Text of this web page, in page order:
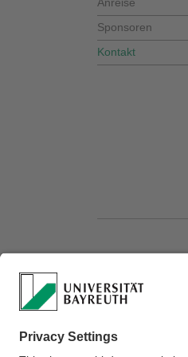
Sponsoren
Kontakt